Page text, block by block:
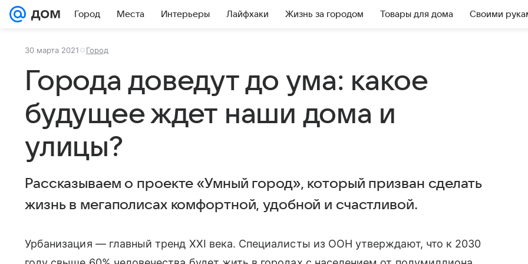
Город Места Интерьеры Лайфхаки Жизнь за городом Товары для дома Своими
30 марта 2021 Город
Города доведут до ума: какое
будущее ждет наши дома и
улицы?
Рассказываем о проекте «Умный город», который призван сделать
жизнь в мегаполисах комфортной, удобной и счастливой.
Урбанизация — главный тренд XXI века. Специалисты из ООН утверждают, что к 2030